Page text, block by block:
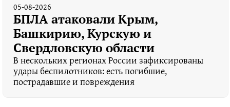
05-08-2026
БПЛА атаковали Крым,
Башкирию, Курскую и
Свердловскую области
В нескольких регионах России зафиксированы
удары беспилотников: есть погибшие,
пострадавшие и повреждения